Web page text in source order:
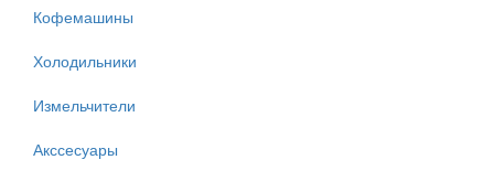
Кофемашины
Холодильники
Измельчители
Акссесуары